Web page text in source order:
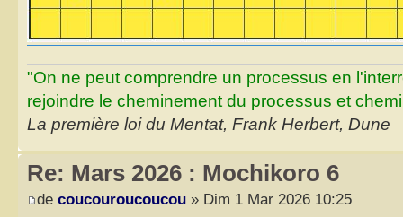
"On ne peut comprendre un processus en
rejoindre le cheminement du processus et
La première loi du Mentat, Frank Herbert, Dune
Re: Mars 2026 : Mochikoro 6
de coucouroucoucou » Dim 1 Mar 2026 10:25